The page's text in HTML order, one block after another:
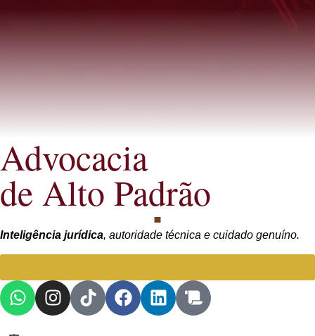
Advocacia
de Alto Padrão
Inteligência jurídica, autoridade técnica e cuidado genuíno.